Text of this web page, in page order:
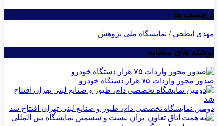
برچسب ها
مهدی ابطحی / نمایشگاه ملی پژوهش
نوشته های مشابه
صدور مجوز واردات ۷۵ هزار دستگاه خودرو
دومین نمایشگاه تخصصی دام، طیور و صنایع لبنی تهران افتتاح شد